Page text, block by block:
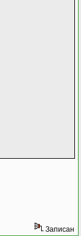
Записан